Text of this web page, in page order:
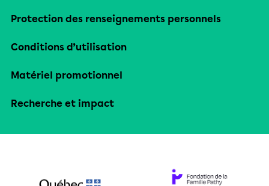
Protection des renseignements personnels
Conditions d’utilisation
Matériel promotionnel
Recherche et impact